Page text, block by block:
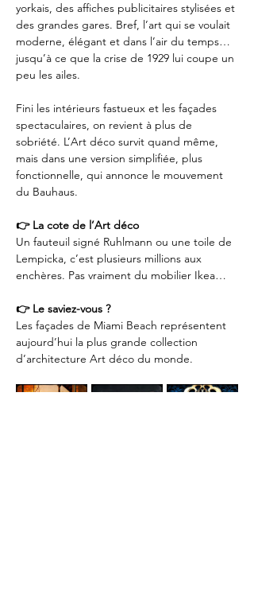
yorkais, des affiches publicitaires stylisées et
des grandes gares. Bref, l’art qui se voulait
moderne, élégant et dans l’air du temps…
jusqu’à ce que la crise de 1929 lui coupe un
peu les ailes.
Fini les intérieurs fastueux et les façades
spectaculaires, on revient à plus de
sobriété. L’Art déco survit quand même,
mais dans une version simplifiée, plus
fonctionnelle, qui annonce le mouvement
du Bauhaus.
👉 La cote de l’Art déco
Un fauteuil signé Ruhlmann ou une toile de
Lempicka, c’est plusieurs millions aux
enchères. Pas vraiment du mobilier Ikea…
👉 Le saviez-vous ?
Les façades de Miami Beach représentent
aujourd’hui la plus grande collection
d’architecture Art déco du monde.